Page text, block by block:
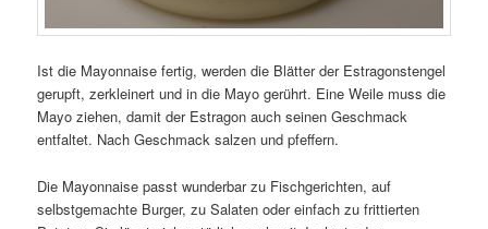
Ist die Mayonnaise fertig, werden die Blätter der Estragonstengel
gerupft, zerkleinert und in die Mayo gerührt. Eine Weile muss die
Mayo ziehen, damit der Estragon auch seinen Geschmack
entfaltet. Nach Geschmack salzen und pfeffern.
Die Mayonnaise passt wunderbar zu Fischgerichten, auf
selbstgemachte Burger, zu Salaten oder einfach zu frittierten